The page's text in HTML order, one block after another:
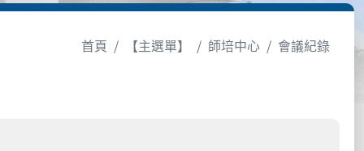
首頁 【主選單】 師培中心 會議紀錄